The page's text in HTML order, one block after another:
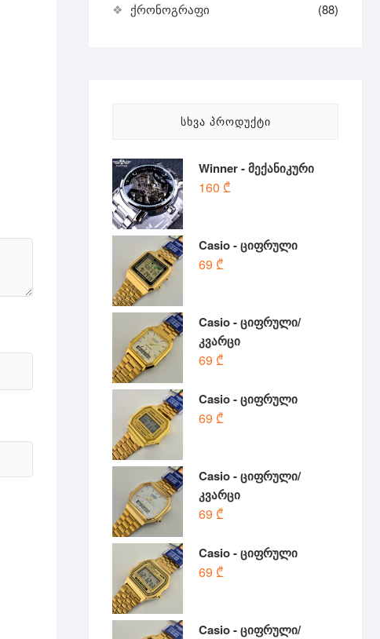
ქრონოგრაფი
(88)
ᲡᲮᲕᲐ ᲞᲠᲝᲓᲣᲥᲢᲘ
Winner - მექანიკური
160 ₾
Casio - ციფრული
69 ₾
Casio - ციფრული/
კვარცი
69 ₾
Casio - ციფრული
69 ₾
Casio - ციფრული/
კვარცი
69 ₾
Casio - ციფრული
69 ₾
Casio - ციფრული/